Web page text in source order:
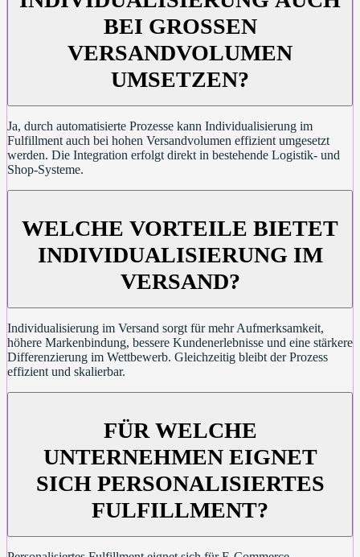
BEI GROSSEN V
ERSANDVOLUMEN U
MSETZEN?
Ja, durch automatisierte Prozesse kann Individualisierung im
Fulfillment auch bei hohen Versandvolumen effizient umgesetzt
werden. Die Integration erfolgt direkt in bestehende Logistik- und
Shop-Systeme.
WELCHE VORTEILE BIETET
INDIVIDUALISIERUNG IM
VERSAND?
Individualisierung im Versand sorgt für mehr Aufmerksamkeit,
höhere Markenbindung, bessere Kundenerlebnisse und eine stärkere
Differenzierung im Wettbewerb. Gleichzeitig bleibt der Prozess
effizient und skalierbar.
FÜR WELCHE
UNTERNEHMEN EIGNET
SICH PERSONALISIERTES
FULFILLMENT?